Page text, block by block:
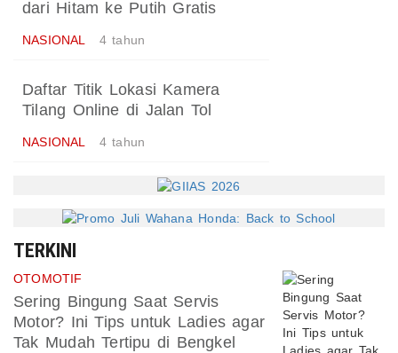
dari Hitam ke Putih Gratis
NASIONAL 4 tahun
Daftar Titik Lokasi Kamera
Tilang Online di Jalan Tol
NASIONAL 4 tahun
TERKINI
OTOMOTIF
Sering Bingung Saat Servis
Motor? Ini Tips untuk Ladies agar
Tak Mudah Tertipu di Bengkel